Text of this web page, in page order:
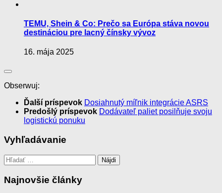
TEMU, Shein & Co: Prečo sa Európa stáva novou
destináciou pre lacný čínsky vývoz
16. mája 2025
Obserwuj:
Ďalší príspevok Dosiahnutý míľnik integrácie ASRS
Predošlý príspevok Dodávateľ paliet posilňuje svoju
logistickú ponuku
Vyhľadávanie
Hľadať:
Najnovšie články